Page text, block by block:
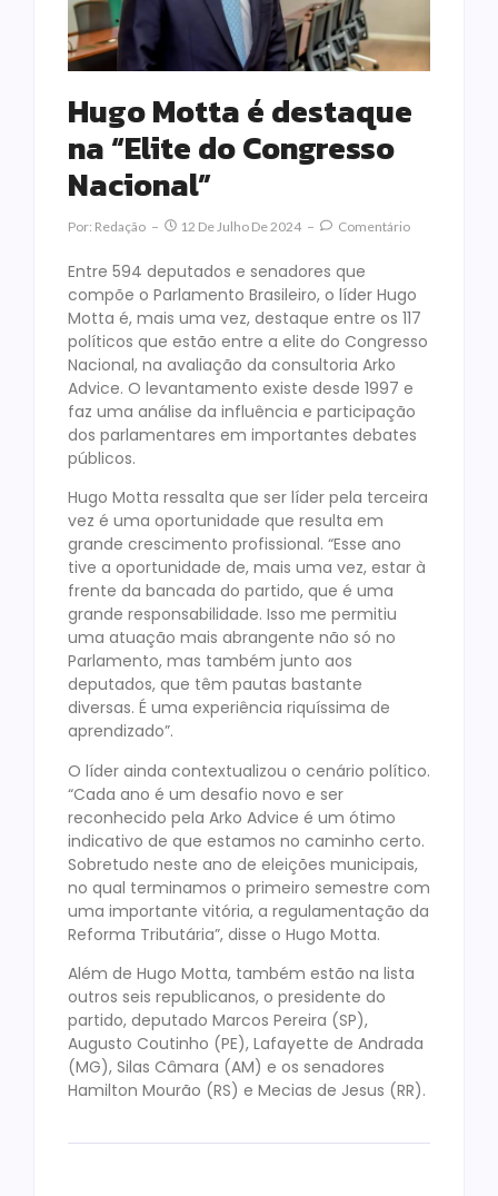
Hugo Motta é destaque
na “Elite do Congresso
Nacional”
Por: Redação 12 De Julho De 2024 Comentário
Entre 594 deputados e senadores que
compõe o Parlamento Brasileiro, o líder Hugo
Motta é, mais uma vez, destaque entre os 117
políticos que estão entre a elite do Congresso
Nacional, na avaliação da consultoria Arko
Advice. O levantamento existe desde 1997 e
faz uma análise da influência e participação
dos parlamentares em importantes debates
públicos.
Hugo Motta ressalta que ser líder pela terceira
vez é uma oportunidade que resulta em
grande crescimento profissional. “Esse ano
tive a oportunidade de, mais uma vez, estar à
frente da bancada do partido, que é uma
grande responsabilidade. Isso me permitiu
uma atuação mais abrangente não só no
Parlamento, mas também junto aos
deputados, que têm pautas bastante
diversas. É uma experiência riquíssima de
aprendizado”.
O líder ainda contextualizou o cenário político.
“Cada ano é um desafio novo e ser
reconhecido pela Arko Advice é um ótimo
indicativo de que estamos no caminho certo.
Sobretudo neste ano de eleições municipais,
no qual terminamos o primeiro semestre com
uma importante vitória, a regulamentação da
Reforma Tributária”, disse o Hugo Motta.
Além de Hugo Motta, também estão na lista
outros seis republicanos, o presidente do
partido, deputado Marcos Pereira (SP),
Augusto Coutinho (PE), Lafayette de Andrada
(MG), Silas Câmara (AM) e os senadores
Hamilton Mourão (RS) e Mecias de Jesus (RR).